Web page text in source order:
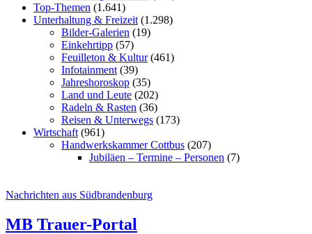
Top-Themen (1.641)
Unterhaltung & Freizeit (1.298)
Bilder-Galerien (19)
Einkehrtipp (57)
Feuilleton & Kultur(461)
Infotainment (39)
Jahreshoroskop (35)
Land und Leute (202)
Radeln & Rasten (36)
Reisen & Unterwegs (173)
Wirtschaft (961)
Handwerkskammer Cottbus (207)
Jubiläen – Termine – Personen (7)
Nachrichten aus Südbrandenburg
MB Trauer-Portal